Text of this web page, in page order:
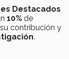
Destacados
10% de
contribución y
.